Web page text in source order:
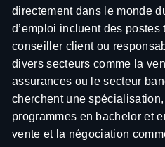
directement dans le monde
d’emploi incluent des postes
conseiller client ou
divers secteurs comme la
assurances ou le secteur
cherchent une
programmes en bachelor et
vente et la négociation